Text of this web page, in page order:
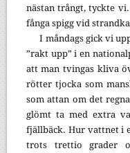
nästan trångt, tyckte
fånga spigg vid
I måndags gick vi
”rakt upp” i en
att man tvingas kliva
rötter tjocka som
som attan om det
glömt ta med extra
fjällbäck. Hur vattnet i
trots trettio grader